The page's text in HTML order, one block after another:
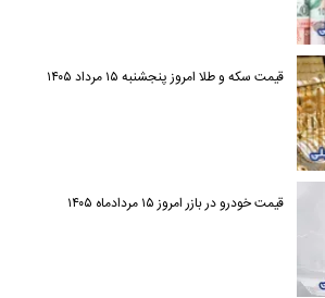
قیمت سکه و طلا امروز پنجشنبه ۱۵ مرداد ۱۴۰۵
قیمت خودرو در بازر امروز ۱۵ مردادماه ۱۴۰۵